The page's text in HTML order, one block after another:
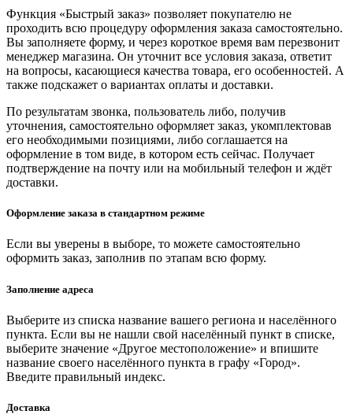
Функция «Быстрый заказ» позволяет покупателю не
проходить всю процедуру оформления заказа самостоятельно.
Вы заполняете форму, и через короткое время вам перезвонит
менеджер магазина. Он уточнит все условия заказа, ответит
на вопросы, касающиеся качества товара, его особенностей. А
также подскажет о вариантах оплаты и доставки.
По результатам звонка, пользователь либо, получив
уточнения, самостоятельно оформляет заказ, укомплектовав
его необходимыми позициями, либо соглашается на
оформление в том виде, в котором есть сейчас. Получает
подтверждение на почту или на мобильный телефон и ждёт
доставки.
Оформление заказа в стандартном режиме
Если вы уверены в выборе, то можете самостоятельно
оформить заказ, заполнив по этапам всю форму.
Заполнение адреса
Выберите из списка название вашего региона и населённого
пункта. Если вы не нашли свой населённый пункт в списке,
выберите значение «Другое местоположение» и впишите
название своего населённого пункта в графу «Город».
Введите правильный индекс.
Доставка